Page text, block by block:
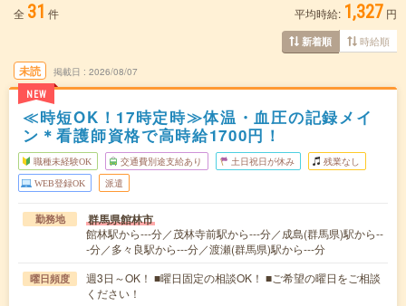
全 31 件 平均時給: 1,327 円
新着順 時給順
未読
NEW
掲載日 2026/08/07
≪時短OK！17時定時≫体温・血圧の記録メイ
ン＊看護師資格で高時給1700円！
職種未経験OK 交通費別途支給あり 土日祝日が休み 残業なし
WEB登録OK 派遣
勤務地 群馬県館林市
館林駅から---分／茂林寺前駅から---分／成島(群馬県)駅から--
-分／多々良駅から---分／渡瀬(群馬県)駅から---分
曜日頻度
週3日～OK！ ■曜日固定の相談OK！ ■ご希望の曜日をご相談
ください！